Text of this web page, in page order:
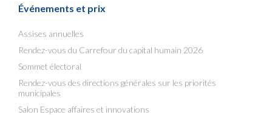
Événements et prix
Assises annuelles
Rendez-vous du Carrefour du capital humain 2026
Sommet électoral
Rendez-vous des directions générales sur les priorités
municipales
Salon Espace affaires et innovations